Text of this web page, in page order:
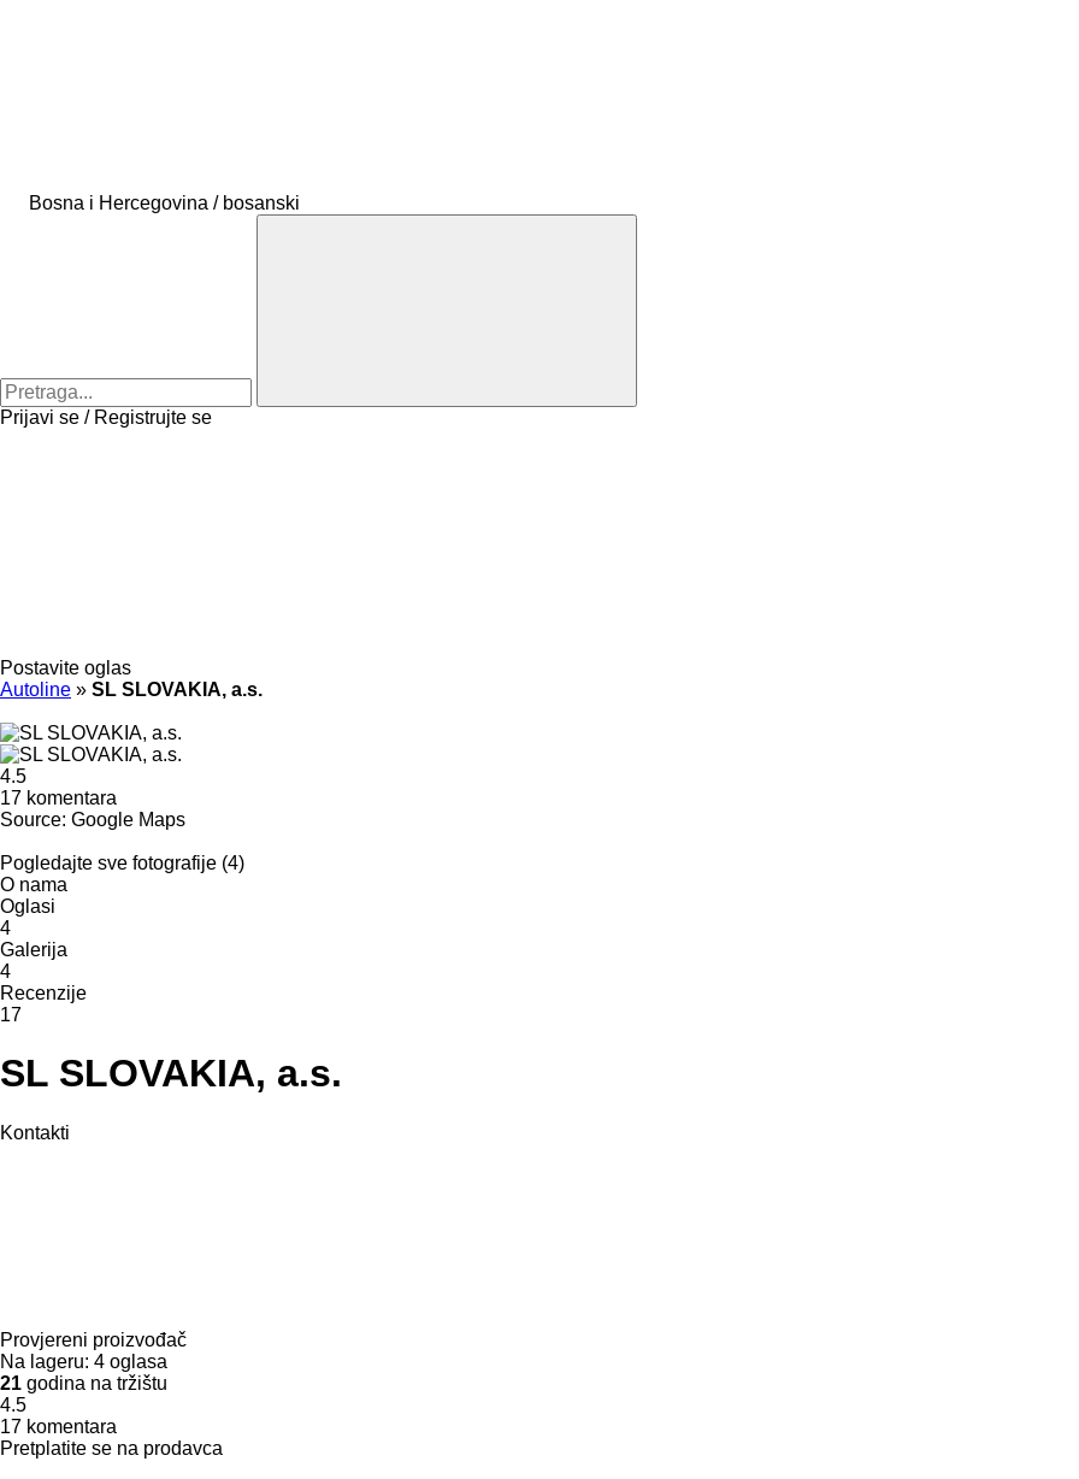
Bosna i Hercegovina / bosanski
Prijavi se / Registrujte se
Postavite oglas
Autoline » SL SLOVAKIA, a.s.
4.5
17 komentara
Source: Google Maps
Pogledajte sve fotografije (4)
O nama
Oglasi
4
Galerija
4
Recenzije
17
SL SLOVAKIA, a.s.
Kontakti
Provjereni proizvođač
Na lageru: 4 oglasa
21 godina na tržištu
4.5
17 komentara
Pretplatite se na prodavca